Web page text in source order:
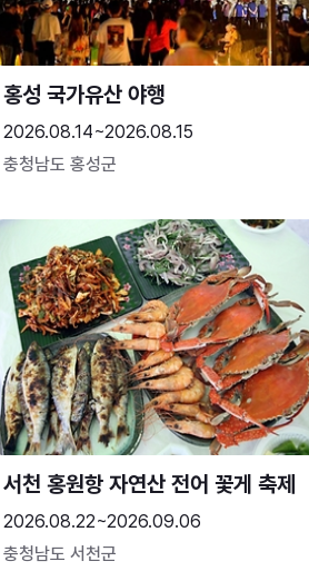
홍성 국가유산 야행
2026.08.14~2026.08.15
충청남도 홍성군
서천 홍원항 자연산 전어 꽃게 축제
2026.08.22~2026.09.06
충청남도 서천군